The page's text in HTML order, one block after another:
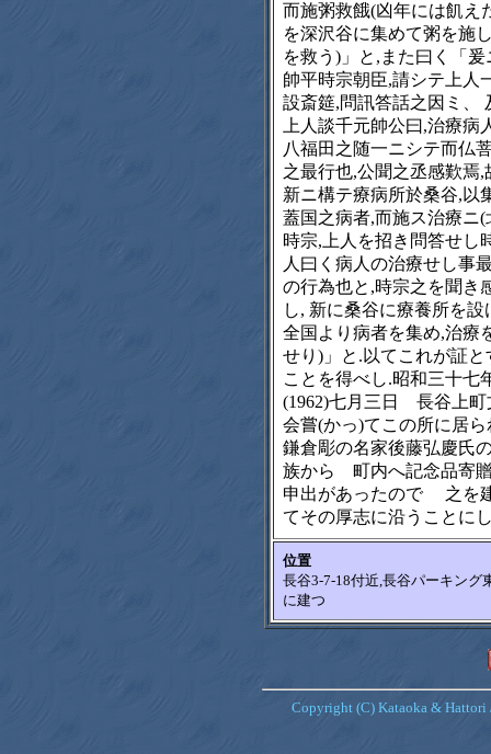
而施粥救餓(凶年には飢え
を深沢谷に集めて粥を施
を救う)」と,また曰く「爰
帥平時宗朝臣,請シテ上人
設斎筵,問訊答話之因ミ、
上人談千元帥公曰,治療病
八福田之随一ニシテ而仏
之最行也,公聞之丞感歎焉,
新ニ構テ療病所於桑谷,以
蓋国之病者,而施ス治療ニ(
時宗,上人を招き問答せし
人曰く病人の治療せし事
の行為也と,時宗之を聞き
し, 新に桑谷に療養所を設
全国より病者を集め,治療
せり)」と.以てこれが証と
ことを得べし.昭和三十七
(1962)七月三日 長谷上町
会嘗(かっ)てこの所に居ら
鎌倉彫の名家後藤弘慶氏
族から 町内へ記念品寄
申出があったので 之を
てその厚志に沿うことに
位置
長谷3-7-18付近,長谷パーキング
に建つ
Copyright (C) Kataoka & Hattori